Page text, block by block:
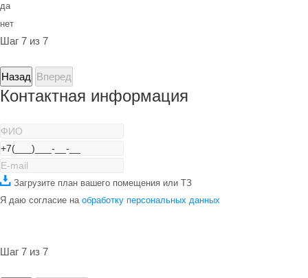
да
нет
Шаг 7 из 7
Назад Вперед
Контактная информация
Загрузите план вашего помещения или ТЗ
Я даю согласие на обработку персональных данных
Шаг 7 из 7